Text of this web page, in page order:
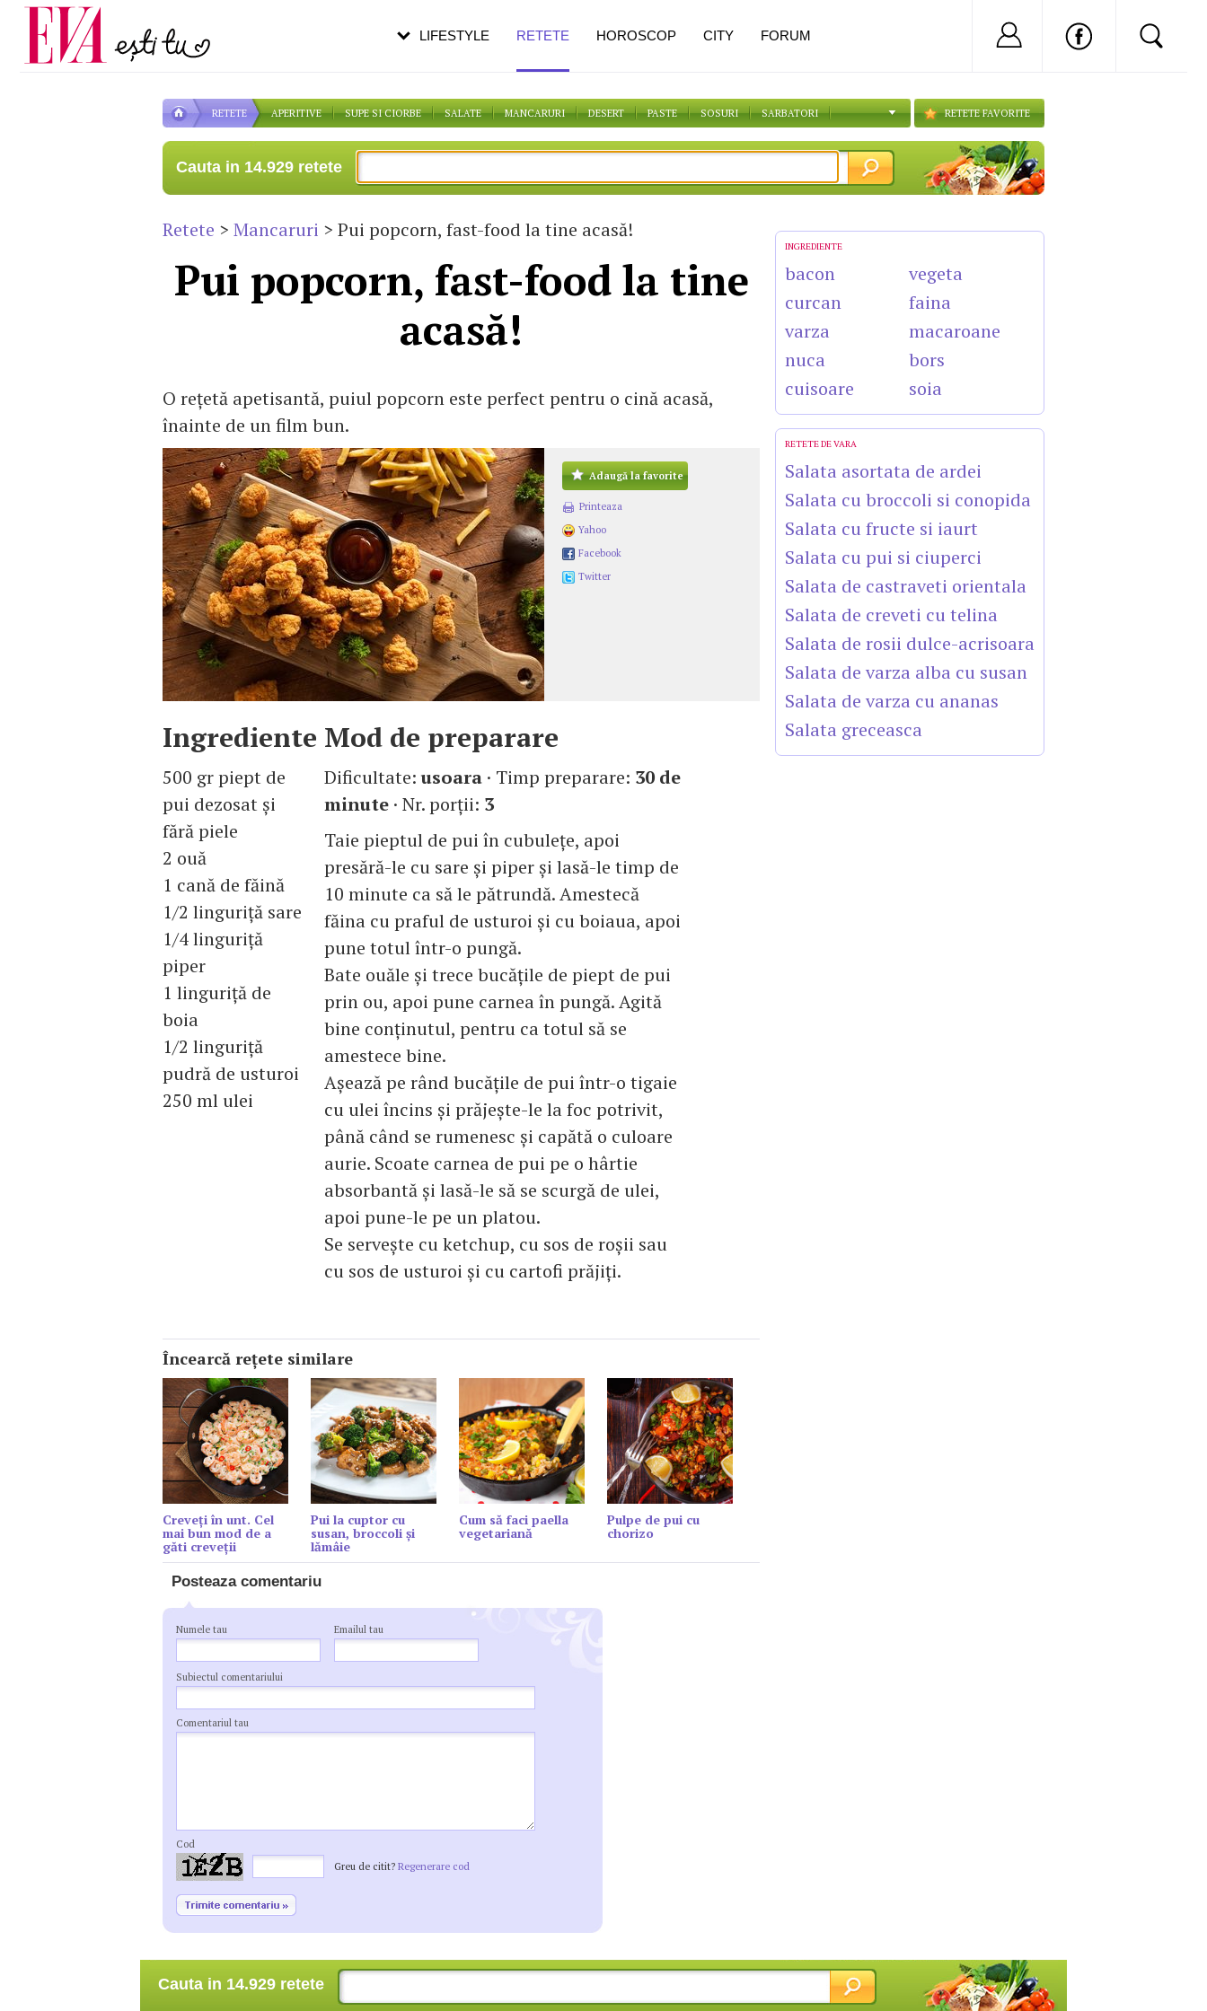
RETETE APERITIVE SUPE SI CIORBE SALATE MANCARURI DESERT PASTE SOSURI SARBATORI RETETE FAVORITE
Cauta in 14.929 retete
Retete > Mancaruri > Pui popcorn, fast-food la tine acasă!
Pui popcorn, fast-food la tine
acasă!
O reţetă apetisantă, puiul popcorn este perfect pentru o cină acasă,
înainte de un film bun.
Adaugă la favorite
Printeaza
Yahoo
Facebook
Twitter
Ingrediente
500 gr piept de
pui dezosat şi
fără piele
2 ouă
1 cană de făină
1/2 linguriţă sare
1/4 linguriţă
piper
1 linguriţă de
boia
1/2 linguriţă
pudră de usturoi
250 ml ulei
Mod de preparare
Dificultate:usoara · Timp preparare: 30 de
minute · Nr. porţii: 3
Taie pieptul de pui în cubuleţe, apoi
presără-le cu sare şi piper şi lasă-le timp de
10 minute ca să le pătrundă. Amestecă
făina cu praful de usturoi şi cu boiaua, apoi
pune totul într-o pungă.
Bate ouăle şi trece bucăţile de piept de pui
prin ou, apoi pune carnea în pungă. Agită
bine conţinutul, pentru ca totul să se
amestece bine.
Aşează pe rând bucăţile de pui într-o tigaie
cu ulei încins şi prăjeşte-le la foc potrivit,
până când se rumenesc şi capătă o culoare
aurie. Scoate carnea de pui pe o hârtie
absorbantă şi lasă-le să se scurgă de ulei,
apoi pune-le pe un platou.
Se serveşte cu ketchup, cu sos de roşii sau
cu sos de usturoi şi cu cartofi prăjiţi.
Încearcă reţete similare
Creveți în unt. Cel
mai bun mod de a
găti creveții
Pui la cuptor cu
susan, broccoli și
lămâie
Cum să faci paella
vegetariană
Pulpe de pui cu
chorizo
Posteaza comentariu
Numele tau Emailul tau
Subiectul comentariului
Comentariul tau
Cod
Greu de citit? Regenerare cod
INGREDIENTE
bacon
curcan
varza
nuca
cuisoare
vegeta
faina
macaroane
bors
soia
RETETE DE VARA
Salata asortata de ardei
Salata cu broccoli si conopida
Salata cu fructe si iaurt
Salata cu pui si ciuperci
Salata de castraveti orientala
Salata de creveti cu telina
Salata de rosii dulce-acrisoara
Salata de varza alba cu susan
Salata de varza cu ananas
Salata greceasca
Cauta in 14.929 retete
LIFESTYLE RETETE HOROSCOP CITY FORUM Nu ai cont?
Carieră
Actualitate